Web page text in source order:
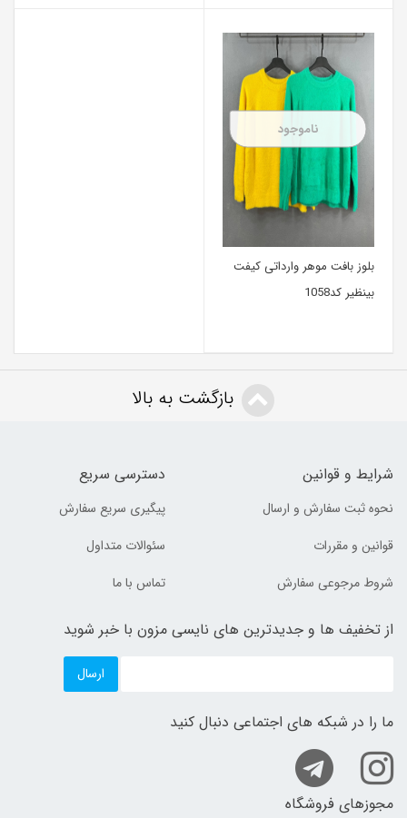
بلوز بافت موهر وارداتی کیفت
بینظیر کد1058
ناموجود
بازگشت به بالا
شرایط و قوانین
نحوه ثبت سفارش و ارسال
قوانین و مقررات
شروط مرجوعی سفارش
دسترسی سریع
پیگیری سریع سفارش
سئوالات متداول
تماس با ما
از تخفیف ها و جدیدترین های نایسی مزون با خبر شوید
ارسال
ما را در شبکه های اجتماعی دنبال کنید
مجوزهای فروشگاه